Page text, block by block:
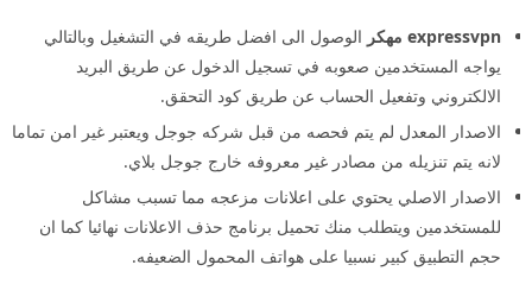
expressvpn مهكر
الوصول الى افضل طريقه في التشغيل وبالتالي
يواجه المستخدمين صعوبه في تسجيل الدخول عن طريق البريد
الالكتروني وتفعيل الحساب عن طريق كود التحقق.
الاصدار المعدل لم يتم فحصه من قبل شركه جوجل ويعتبر غير امن تماما
لانه يتم تنزيله من مصادر غير معروفه خارج جوجل بلاي.
الاصدار الاصلي يحتوي على اعلانات مزعجه مما تسبب مشاكل
للمستخدمين ويتطلب منك تحميل برنامج حذف الاعلانات نهائيا كما ان
حجم التطبيق كبير نسبيا على هواتف المحمول الضعيفه.